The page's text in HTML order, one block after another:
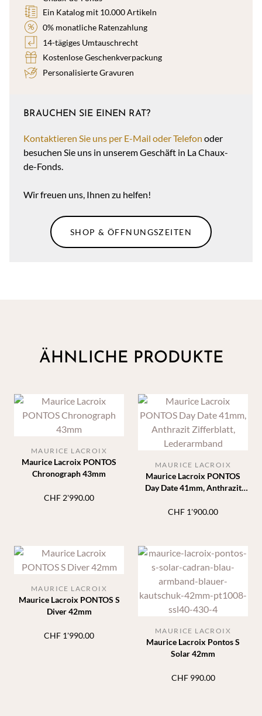
Ein Katalog mit 10.000 Artikeln
0% monatliche Ratenzahlung
14-tägiges Umtauschrecht
Kostenlose Geschenkverpackung
Personalisierte Gravuren
BRAUCHEN SIE EINEN RAT?
Kontaktieren Sie uns per E-Mail oder Telefon oder
besuchen Sie uns in unserem Geschäft in La Chaux-
de-Fonds.
Wir freuen uns, Ihnen zu helfen!
SHOP & ÖFFNUNGSZEITEN
ÄHNLICHE PRODUKTE
Maurice Lacroix PONTOS
Chronograph 43mm
MAURICE LACROIX
CHF 2'990.00
Maurice Lacroix PONTOS
Day Date 41mm, Anthrazit
MAURICE LACROIX
CHF 1'900.00
Maurice Lacroix PONTOS S
Diver 42mm
MAURICE LACROIX
CHF 1'990.00
Maurice Lacroix Pontos S
Solar 42mm
MAURICE LACROIX
CHF990.00